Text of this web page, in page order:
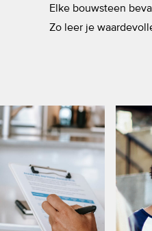
Elke bouwsteen
Zo leer je